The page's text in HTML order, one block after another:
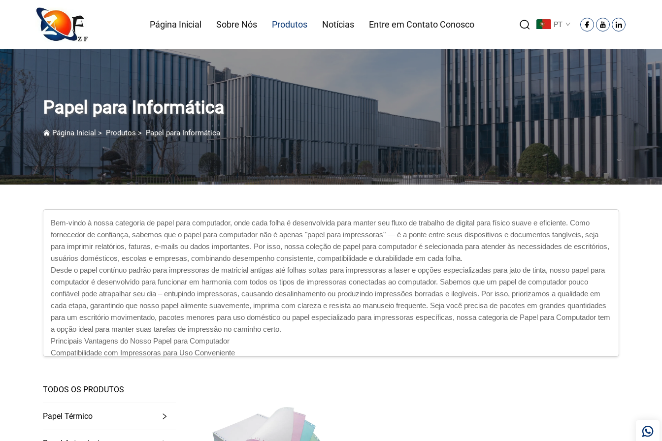
Página Inicial Sobre Nós Produtos Notícias Entre em Contato Conosco PT
Papel para Informática
Página Inicial > Produtos> Papel para Informática
Bem-vindo à nossa categoria de papel para computador, onde cada folha é desenvolvida para manter seu fluxo de trabalho de digital para físico suave e eficiente. Como
fornecedor de confiança, sabemos que o papel para computador não é apenas "papel para impressoras" — é a ponte entre seus dispositivos e documentos tangíveis, seja
para imprimir relatórios, faturas, e-mails ou dados importantes. Por isso, nossa coleção de papel para computador é selecionada para atender às necessidades de escritórios,
usuários domésticos, escolas e empresas, combinando desempenho consistente, compatibilidade e durabilidade em cada folha.
Desde o papel contínuo padrão para impressoras de matricial antigas até folhas soltas para impressoras a laser e opções especializadas para jato de tinta, nosso papel para
computador é desenvolvido para funcionar em harmonia com todos os tipos de impressoras conectadas ao computador. Sabemos que um papel de computador pouco
confiável pode atrapalhar seu dia – entupindo impressoras, causando desalinhamento ou produzindo impressões borradas e ilegíveis. Por isso, priorizamos a qualidade em
cada etapa, garantindo que nosso papel alimente suavemente, imprima com clareza e resista ao manuseio frequente. Seja você precisa de pacotes em grandes quantidades
para um escritório movimentado, pacotes menores para uso doméstico ou papel especializado para impressoras específicas, nossa categoria de Papel para Computador tem
a opção ideal para manter suas tarefas de impressão no caminho certo.​
Principais Vantagens do Nosso Papel para Computador​
Compatibilidade com Impressoras para Uso Conveniente​
Papel para Impressora a Laser: O nosso papel compatível com impressoras a laser possui uma superfície lisa e resistente ao calor, evitando que o toner borre durante a
Papel para Impressora Jato de Tinta: Para impressoras jato de tinta, o nosso papel possui uma porosidade controlada, absorvendo rapidamente a tinta sem borrar, garantindo
cores vibrantes e bordas limpas em fotos, folhetos ou documentos personalizados.​
Papel Contínuo/Matricial: Esta opção possui bordas perfuradas e furos para alimentação por trator, projetado para deslizar suavemente por impressoras matriciais antigas
TODOS OS PRODUTOS
Papel Térmico